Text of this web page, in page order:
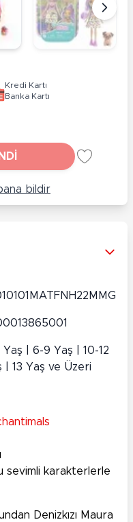
Kredi Kartı
Banka Kartı
bildir
Yaş | 6-9 Yaş | 10-12
| 13 Yaş ve Üzeri
sevimli karakterlerle
Denizkızı Maura